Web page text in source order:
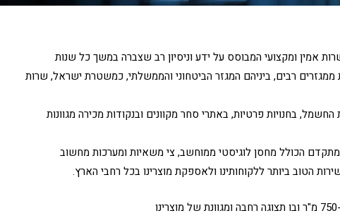
אמין ומקצועי המבוסס על ידע וניסיון רב שצברה במשך כל שנות
ממגזרים רבים, ביניהם המגזר הביטחוני והממשלתי, כמשטרת ישראל, שרות
בחנויות פרטיות, באתרי סחר מקוונים ובנקודות מכירה מגוונות
הכולל מחסן לוגיסטי ממוחשב, צי משאיות ומערכות מחשוב
הטוב ביותר ללקוחותינו ולאספקת מוצרינו בכל רחבי הארץ.